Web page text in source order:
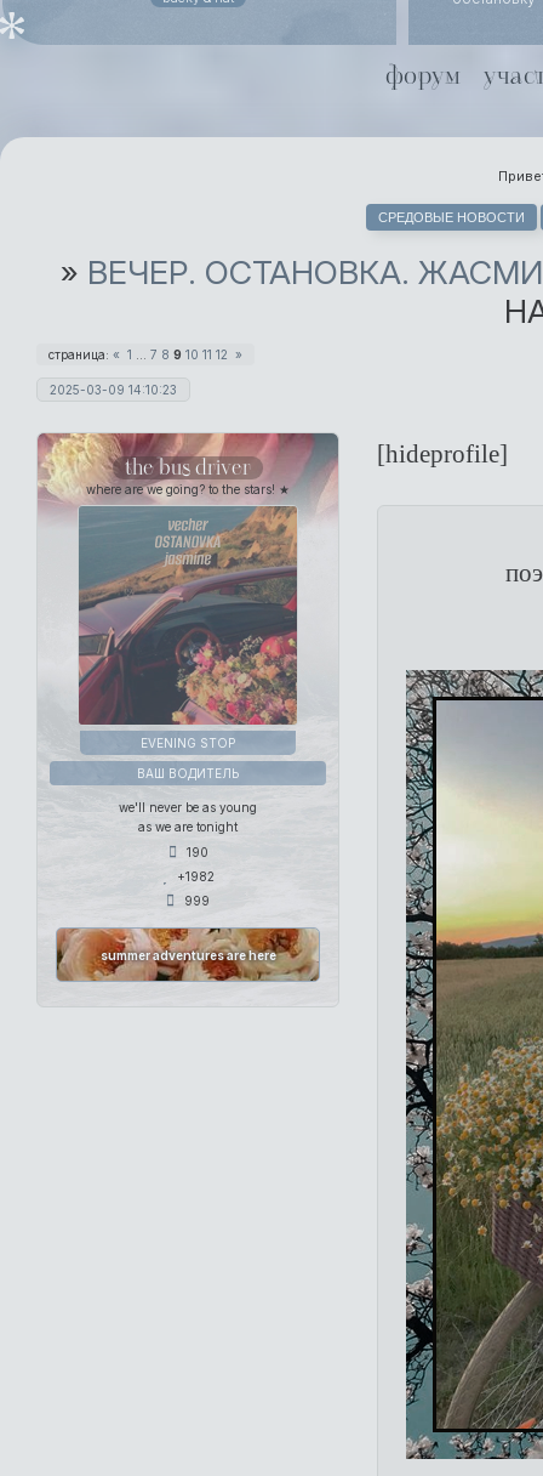
даже не
форум
СРЕДОВЫЕ НОВОСТИ
» ВЕЧЕР. ОСТАНОВКА.
страница: « 1 7 8 9 10 11 12 »
2025-03-09 14:10:23
the bus driver
where are we going? to the stars! ★
EVENING STOP
ВАШ ВОДИТЕЛЬ
we'll never be as young
as we are tonight
190
+1982
999
summer adventures are here
[hideprofile]